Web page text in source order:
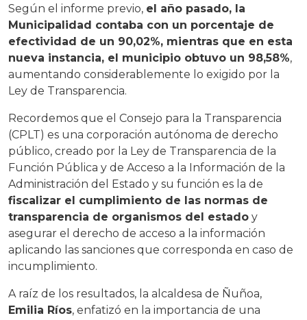
Según el informe previo, el año pasado, la
Municipalidad contaba con un porcentaje de
efectividad de un 90,02%, mientras que en esta
nueva instancia, el municipio obtuvo un 98,58%,
aumentando considerablemente lo exigido por la
Ley de Transparencia.
Recordemos que el Consejo para la Transparencia
(CPLT) es una corporación autónoma de derecho
público, creado por la Ley de Transparencia de la
Función Pública y de Acceso a la Información de la
Administración del Estado y su función es la de
fiscalizar el cumplimiento de las normas de
transparencia de organismos del estado y
asegurar el derecho de acceso a la información
aplicando las sanciones que corresponda en caso de
incumplimiento.
A raíz de los resultados, la alcaldesa de Ñuñoa,
Emilia Ríos, enfatizó en la importancia de una